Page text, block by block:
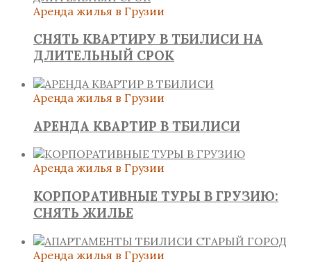
Аренда жилья в Грузии
СНЯТЬ КВАРТИРУ В ТБИЛИСИ НА
ДЛИТЕЛЬНЫЙ СРОК
Аренда жилья в Грузии
АРЕНДА КВАРТИР В ТБИЛИСИ
Аренда жилья в Грузии
КОРПОРАТИВНЫЕ ТУРЫ В ГРУЗИЮ:
СНЯТЬ ЖИЛЬЕ
Аренда жилья в Грузии